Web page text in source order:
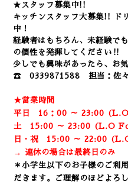
★スタッフ募集中!!
キッチンスタッフ大募集!! ド
中！
経験者はもちろん、未経験で
の個性を発揮してください‼
少しでも興味があったら、お
☎ 0339871588 担当：佐
★営業時間
平日 16：00 ～ 23:00
土 15:00 ～ 23:00 (L.O
日・祝 15:00 ～ 22:00 (
→ 連休の場合は最終日のみ
＊小学生以下のお子様のご利用
だきます。ご理解のほどよろ